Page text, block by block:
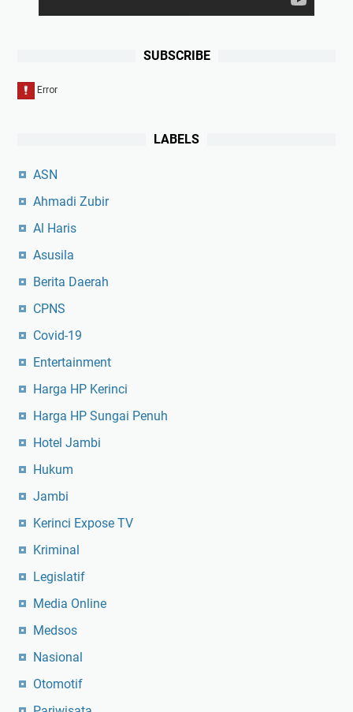
SUBSCRIBE
LABELS
ASN
Ahmadi Zubir
Al Haris
Asusila
Berita Daerah
CPNS
Covid-19
Entertainment
Harga HP Kerinci
Harga HP Sungai Penuh
Hotel Jambi
Hukum
Jambi
Kerinci Expose TV
Kriminal
Legislatif
Media Online
Medsos
Nasional
Otomotif